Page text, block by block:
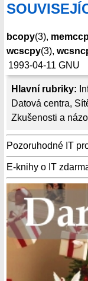
Hlavní rubriky:
Datová centra,
Zkušenosti a
Pozoruhodné IT
E-knihy o IT
bcopy(3),
wcscpy(3),
1993-04-11 GNU